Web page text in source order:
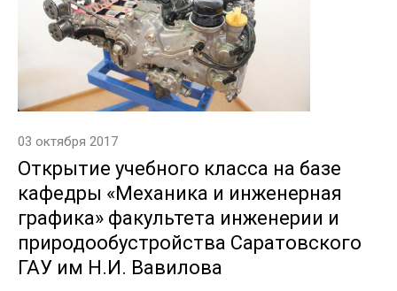
03 октября 2017
Открытие учебного класса на базе
кафедры «Механика и инженерная
графика» факультета инженерии и
природообустройства Саратовского
ГАУ им Н.И. Вавилова